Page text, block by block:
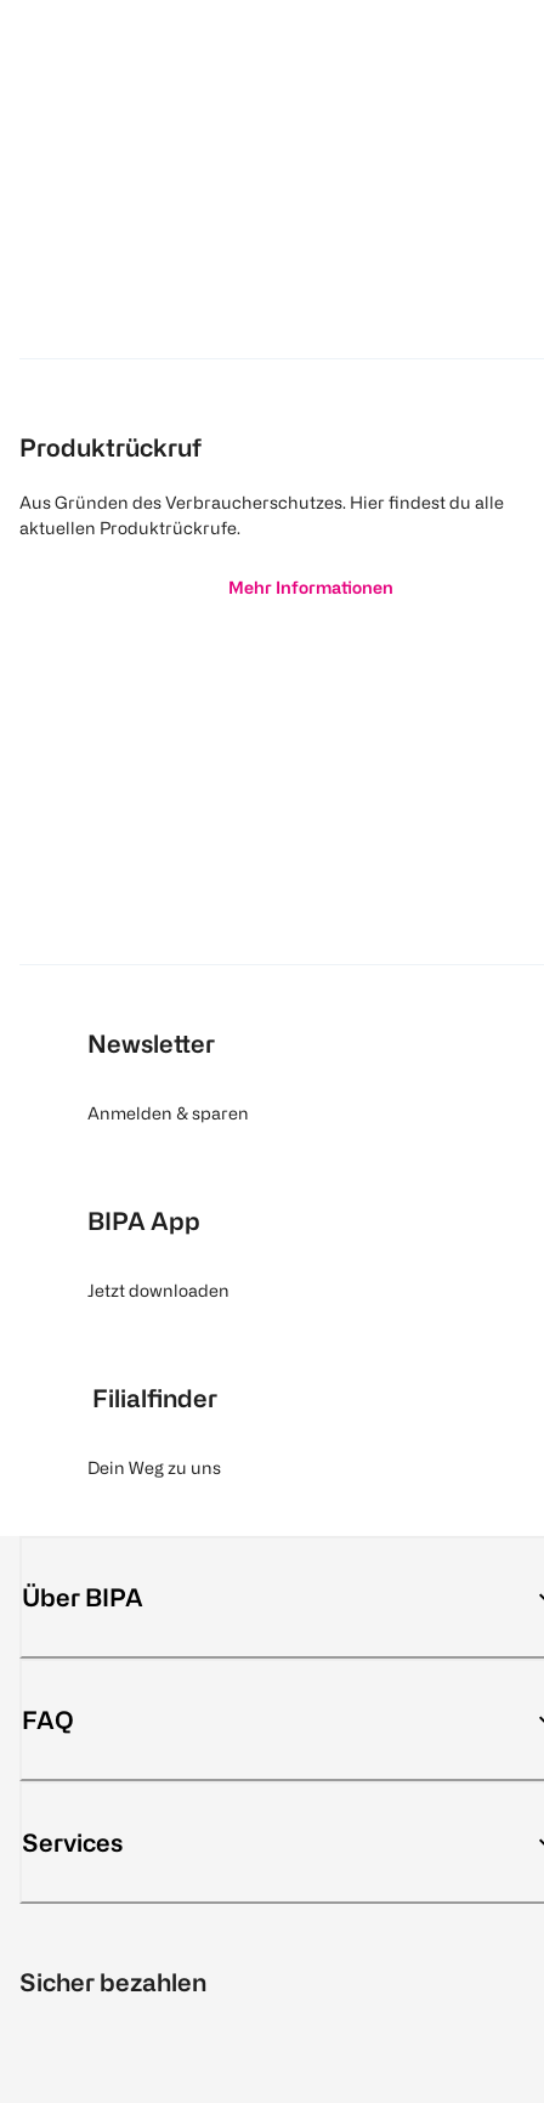
Produktrückruf
Aus Gründen des Verbraucherschutzes. Hier findest du alle
aktuellen Produktrückrufe.
Mehr Informationen
Newsletter
Anmelden & sparen
BIPA App
Jetzt downloaden
Filialfinder
Dein Weg zu uns
Über BIPA
FAQ
Services
Sicher bezahlen